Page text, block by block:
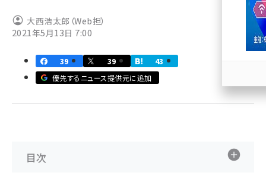
大西浩太郎（Web担）
2021年5月13日 7:00
39 39
43
優先するニュース提供元に追加
目次